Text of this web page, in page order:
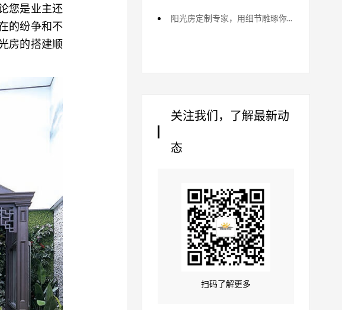
您是业主还
的纷争和不
房的搭建顺
阳光房定制专家，用细节雕琢你的理想生活
关注我们，了解最新动
态
扫码了解更多